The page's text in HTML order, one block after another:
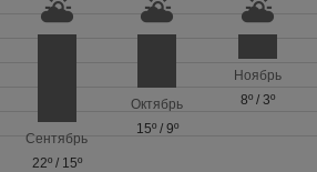
Сентябрь
22º/ 15º
Октябрь
15º/ 9º
Ноябрь
8º/ 3º